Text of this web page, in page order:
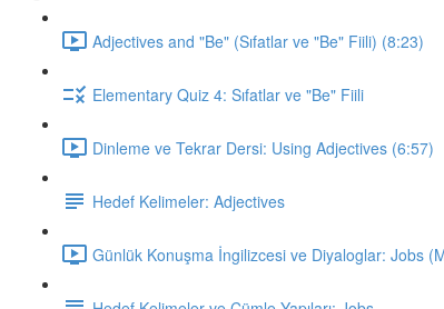
Adjectives and "Be" (Sıfatlar ve "Be" Fiili) (8:23)
Elementary Quiz 4: Sıfatlar ve "Be" Fiili
Dinleme ve Tekrar Dersi: Using Adjectives (6:57)
Hedef Kelimeler: Adjectives
Günlük Konuşma İngilizcesi ve Diyaloglar: Jobs